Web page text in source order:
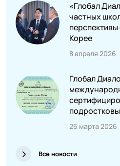
«Глобал
частных
Корее
8 апреля 2026
Глобал
26 марта 2026
Все новости